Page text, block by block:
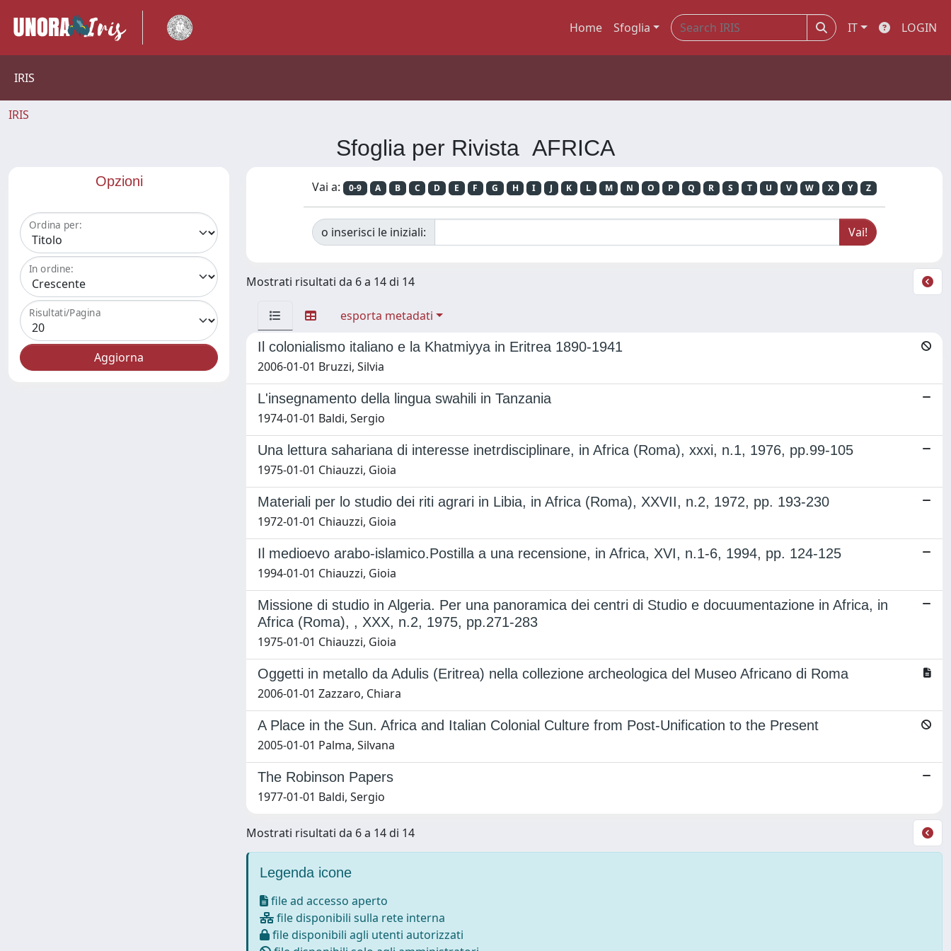
Home Sfoglia IT LOGIN
IRIS
IRIS
Sfoglia per Rivista AFRICA
Opzioni
Ordina per:
In ordine:
Risultati/Pagina
Vai a: 0-9 A B C D E F G H I J K L M N O P Q R S T U V W X Y Z
o inserisci le iniziali:
Mostrati risultati da 6 a 14 di 14
esporta metadati
Il colonialismo italiano e la Khatmiyya in Eritrea 1890-1941
2006-01-01 Bruzzi, Silvia
L'insegnamento della lingua swahili in Tanzania
1974-01-01 Baldi, Sergio
Una lettura sahariana di interesse inetrdisciplinare, in Africa (Roma), xxxi, n.1, 1976, pp.99-105
1975-01-01 Chiauzzi, Gioia
Materiali per lo studio dei riti agrari in Libia, in Africa (Roma), XXVII, n.2, 1972, pp. 193-230
1972-01-01 Chiauzzi, Gioia
Il medioevo arabo-islamico.Postilla a una recensione, in Africa, XVI, n.1-6, 1994, pp. 124-125
1994-01-01 Chiauzzi, Gioia
Missione di studio in Algeria. Per una panoramica dei centri di Studio e docuumentazione in Africa, in
Africa (Roma), , XXX, n.2, 1975, pp.271-283
1975-01-01 Chiauzzi, Gioia
Oggetti in metallo da Adulis (Eritrea) nella collezione archeologica del Museo Africano di Roma
2006-01-01 Zazzaro, Chiara
A Place in the Sun. Africa and Italian Colonial Culture from Post-Unification to the Present
2005-01-01 Palma, Silvana
The Robinson Papers
1977-01-01 Baldi, Sergio
Mostrati risultati da 6 a 14 di 14
Legenda icone
file ad accesso aperto
file disponibili sulla rete interna
file disponibili agli utenti autorizzati